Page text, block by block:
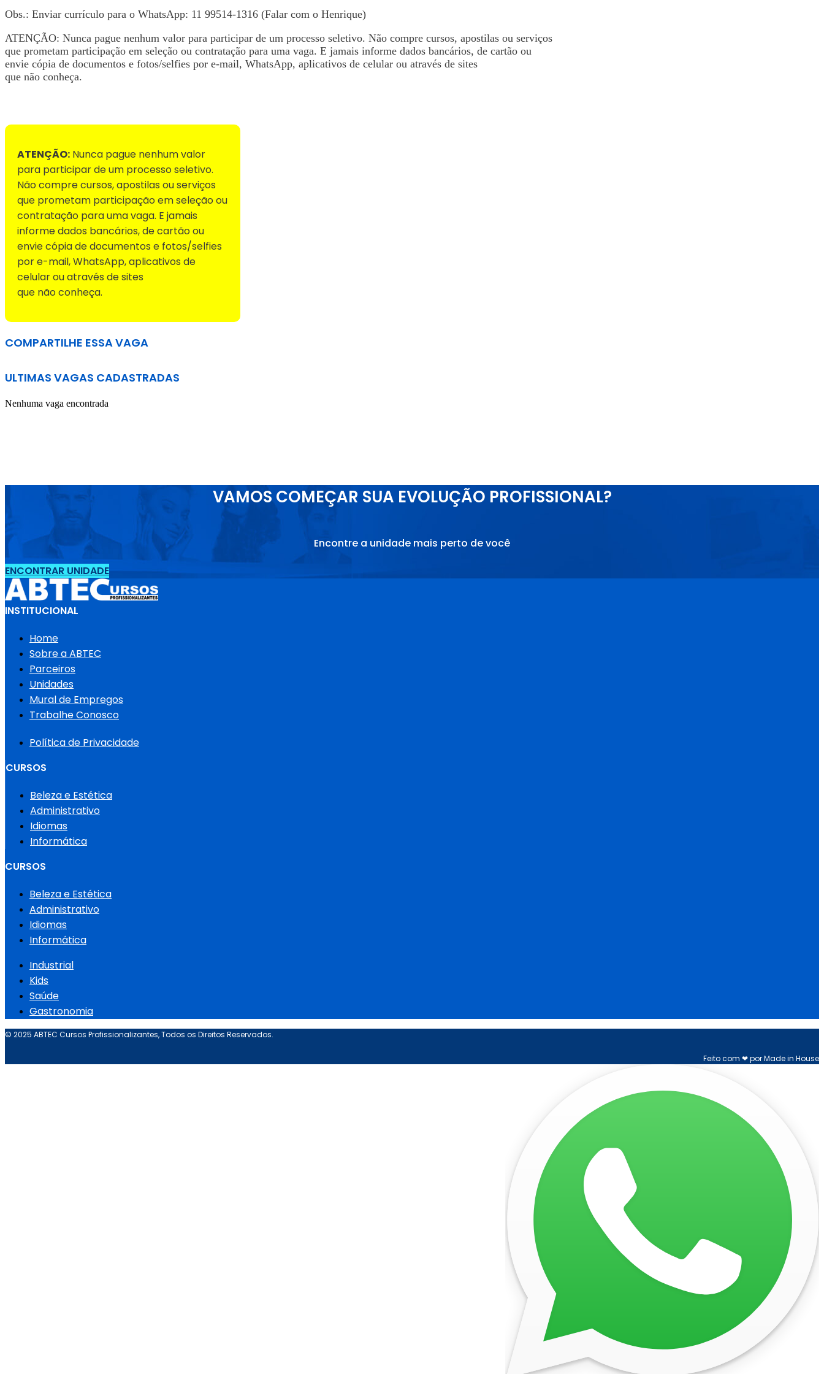
Obs.: Enviar currículo para o WhatsApp: 11 99514-1316 (Falar com o Henrique)
ATENÇÃO: Nunca pague nenhum valor para participar de um processo seletivo. Não compre cursos, apostilas ou serviços
que prometam participação em seleção ou contratação para uma vaga. E jamais informe dados bancários, de cartão ou
envie cópia de documentos e fotos/selfies por e-mail, WhatsApp, aplicativos de celular ou através de sites
que não conheça.
ATENÇÃO: Nunca pague nenhum valor
para participar de um processo seletivo.
Não compre cursos, apostilas ou serviços
que prometam participação em seleção ou
contratação para uma vaga. E jamais
informe dados bancários, de cartão ou
envie cópia de documentos e fotos/selfies
por e-mail, WhatsApp, aplicativos de
celular ou através de sites
que não conheça.
COMPARTILHE ESSA VAGA
ULTIMAS VAGAS CADASTRADAS
Nenhuma vaga encontrada
VAMOS COMEÇAR SUA EVOLUÇÃO PROFISSIONAL?
Encontre a unidade mais perto de você
ENCONTRAR UNIDADE
INSTITUCIONAL
Home
Sobre a ABTEC
Parceiros
Unidades
Mural de Empregos
Trabalhe Conosco
Política de Privacidade
CURSOS
Beleza e Estética
Administrativo
Idiomas
Informática
CURSOS
Beleza e Estética
Administrativo
Idiomas
Informática
Industrial
Kids
Saúde
Gastronomia
© 2025 ABTEC Cursos Profissionalizantes, Todos os Direitos Reservados.
Feito com ❤ por Made in House